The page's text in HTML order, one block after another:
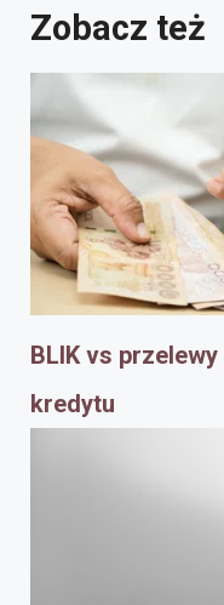
Zobacz też
BLIK vs
kredytu